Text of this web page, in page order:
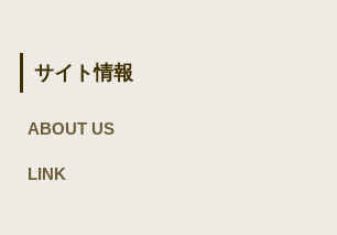
サイト情報
ABOUT US
LINK